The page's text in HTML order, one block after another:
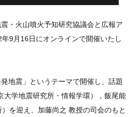
・火山噴火予知研究協議会と広報ア
9月16日にオンラインで開催いたし
地震」というテーマで開催し、話題
大学地震研究所・情報学環），飯尾能
を迎え、加藤尚之 教授の司会のもと